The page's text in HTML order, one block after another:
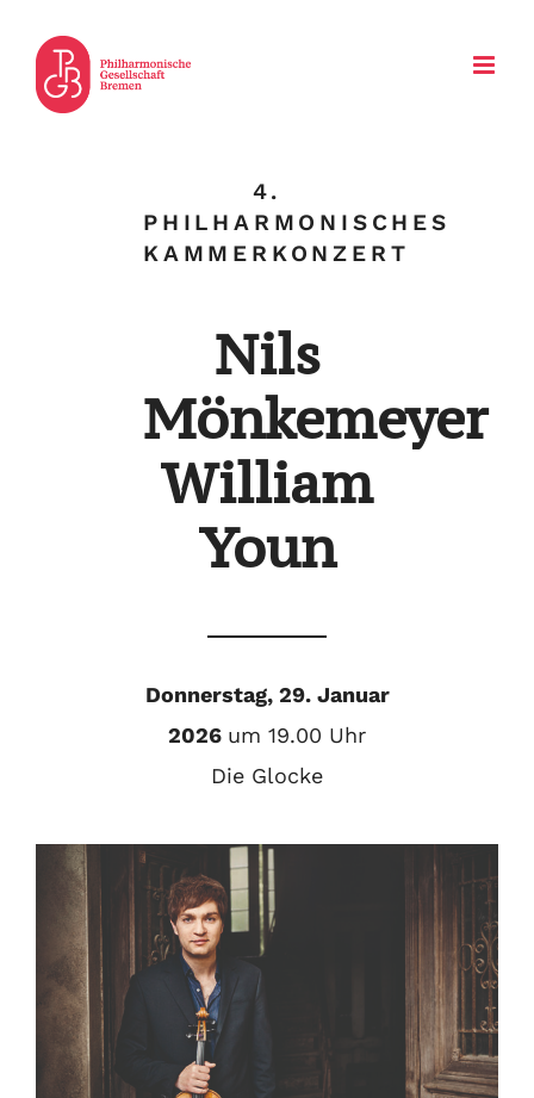
Inhalt
springen
4.
PHILHARMONISCHES
KAMMERKONZERT
Nils
Mönkemeyer
William
Youn
Donnerstag, 29. Januar
2026 um 19.00 Uhr
Die Glocke